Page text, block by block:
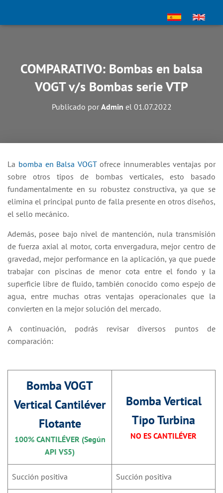
COMPARATIVO: Bombas en balsa
VOGT v/s Bombas serie VTP
Publicado por Admin el 01.07.2022
La bomba en Balsa VOGTofrece innumerables ventajas por
sobre otros tipos de bombas verticales, esto basado
fundamentalmente en su robustez constructiva, ya que se
elimina el principal punto de falla presente en otros diseños,
el sello mecánico.
Además, posee bajo nivel de mantención, nula transmisión
de fuerza axial al motor, corta envergadura, mejor centro de
gravedad, mejor performance en la aplicación, ya que puede
trabajar con piscinas de menor cota entre el fondo y la
superficie libre de fluido, también conocido como espejo de
agua, entre muchas otras ventajas operacionales que la
convierten en la mejor solución del mercado.
A continuación, podrás revisar diversos puntos de
comparación:
Bomba VOGT
Vertical Cantiléver
Flotante
100% CANTILÉVER (Según
API VS5)
Bomba Vertical
Tipo Turbina
NO ES CANTILÉVER
Succión positiva Succión positiva